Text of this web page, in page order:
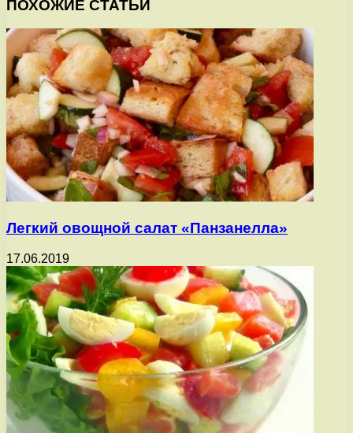
ПОХОЖИЕ СТАТЬИ
Легкий овощной салат «Панзанелла»
17.06.2019